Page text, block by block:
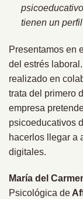
tienen un
Presentamos en
del estrés
realizado en
trata del primero
empresa
psicoeducativos
hacerlos llegar a
digitales.
María del
Psicológica de